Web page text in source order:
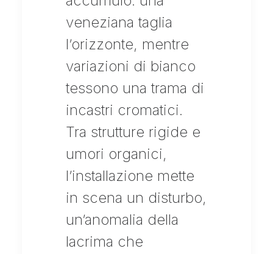
veneziana taglia
l’orizzonte, mentre
variazioni di bianco
tessono una trama di
incastri cromatici.
Tra strutture rigide e
umori organici,
l’installazione mette
in scena un disturbo,
un’anomalia della
lacrima che